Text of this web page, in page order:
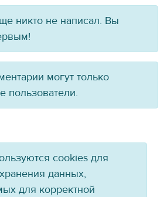
никто не написал. Вы
могут только
пользователи.
cookies для
данных,
для корректной